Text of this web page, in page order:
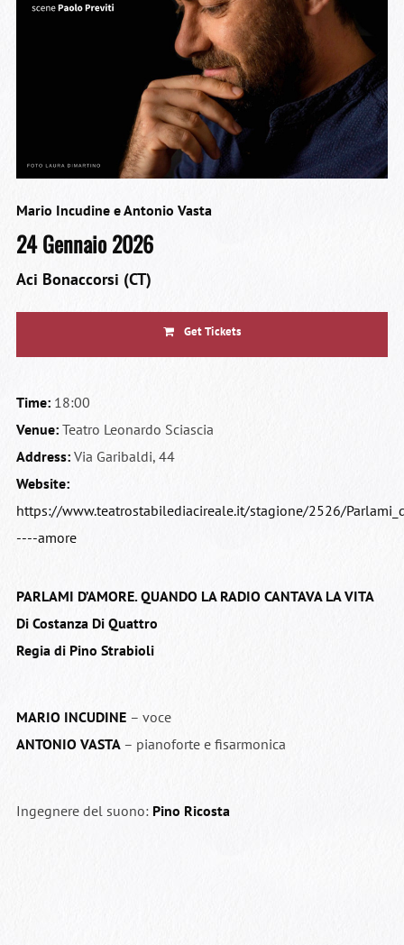
Mario Incudine e Antonio Vasta
24 Gennaio 2026
Aci Bonaccorsi (CT)
Get Tickets
Time:18:00
Venue:Teatro Leonardo Sciascia
Address:Via Garibaldi, 44
Website:
https://www.teatrostabilediacireale.it/stagione/2526/
----amore
PARLAMI D’AMORE. QUANDO LA RADIO CANTAVA LA VITA
Di Costanza Di Quattro
Regia di Pino Strabioli
MARIO INCUDINE – voce
ANTONIO VASTA – pianoforte e fisarmonica
Ingegnere del suono: Pino Ricosta